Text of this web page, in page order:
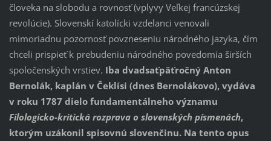
človeka na slobodu a rovnosť (vplyvy Veľkej francúzskej
revolúcie). Slovenskí katolícki vzdelanci venovali
mimoriadnu pozornosť povzneseniu národného jazyka, čím
chceli prispieť k prebudeniu národného povedomia širších
spoločenských vrstiev. Iba dvadsaťpäťročný Anton
Bernolák, kaplán v Čeklísi (dnes Bernolákovo), vydáva
v roku 1787 dielo fundamentálneho významu
Filologicko-kritická rozprava o slovenských písmenách,
ktorým uzákonil spisovnú slovenčinu. Na tento opus